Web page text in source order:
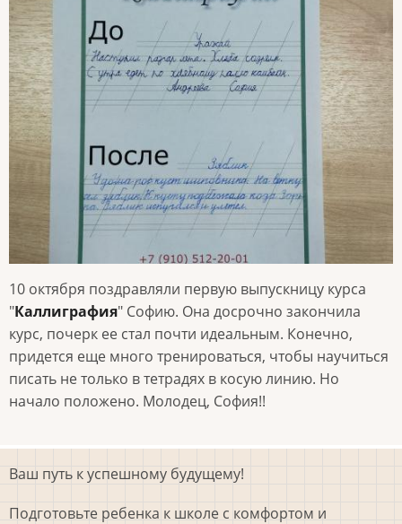
10 октября поздравляли первую выпускницу курса
"Каллиграфия" Софию. Она досрочно закончила
курс, почерк ее стал почти идеальным. Конечно,
придется еще много тренироваться, чтобы научиться
писать не только в тетрадях в косую линию. Но
начало положено. Молодец, София!!
Ваш путь к успешному будущему!
Подготовьте ребенка к школе с комфортом и